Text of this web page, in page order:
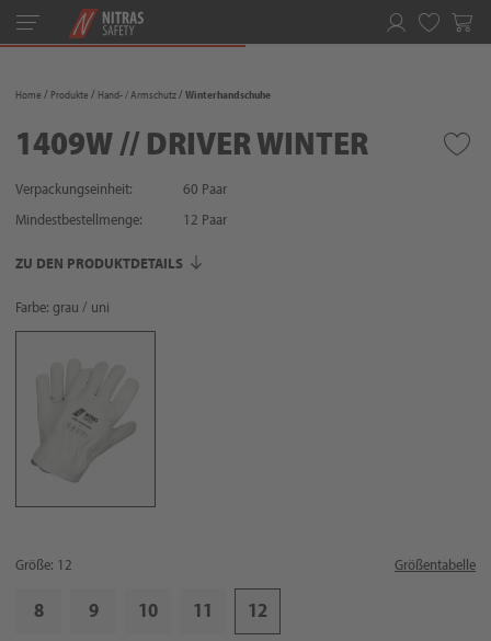
Toggle
navigation
Home Produkte Hand- / Armschutz Winterhandschuhe
1409W // DRIVER WINTER
Verpackungseinheit:
60 Paar
Mindestbestellmenge:
12 Paar
ZU DEN PRODUKTDETAILS
Farbe: grau / uni
Größe: 12 Größentabelle
8 9 10 11 12